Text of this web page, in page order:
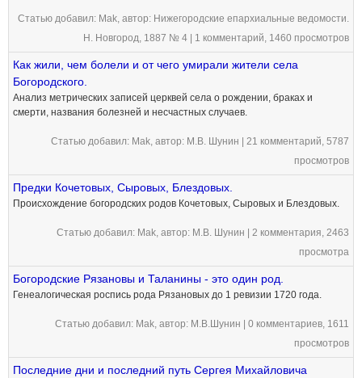
Статью добавил: Mak, автор: Нижегородские епархиальные ведомости.
Н. Новгород, 1887 № 4 | 1 комментарий, 1460 просмотров
Как жили, чем болели и от чего умирали жители села
Богородского.
Анализ метрических записей церквей села о рождении, браках и
смерти, названия болезней и несчастных случаев.
Статью добавил: Mak, автор: М.В. Шунин | 21 комментарий, 5787
просмотров
Предки Кочетовых, Сыровых, Блездовых.
Происхождение богородских родов Кочетовых, Сыровых и Блездовых.
Статью добавил: Mak, автор: М.В. Шунин | 2 комментария, 2463
просмотра
Богородские Рязановы и Таланины - это один род.
Генеалогическая роспись рода Рязановых до 1 ревизии 1720 года.
Статью добавил: Mak, автор: М.В.Шунин | 0 комментариев, 1611
просмотров
Последние дни и последний путь Сергея Михайловича